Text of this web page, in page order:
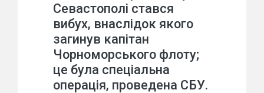
Севастополі стався
вибух, внаслідок якого
загинув капітан
Чорноморського флоту;
це була спеціальна
операція, проведена СБУ.